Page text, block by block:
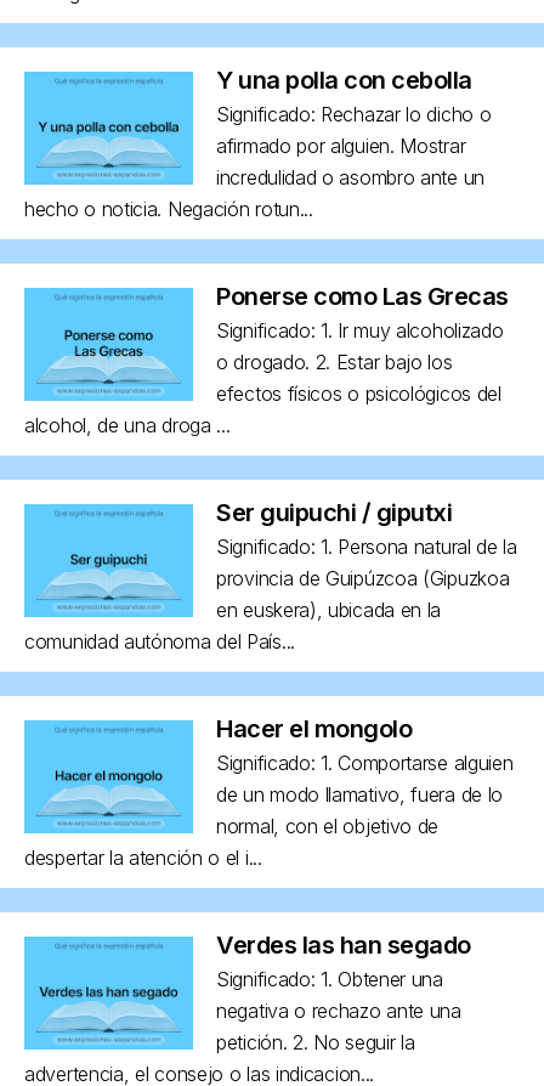
Y una polla con cebolla
Significado: Rechazar lo dicho o
afirmado por alguien. Mostrar
incredulidad o asombro ante un
hecho o noticia. Negación rotun...
Ponerse como Las Grecas
Significado: 1. Ir muy alcoholizado
o drogado. 2. Estar bajo los
efectos físicos o psicológicos del
alcohol, de una droga ...
Ser guipuchi / giputxi
Significado: 1. Persona natural de la
provincia de Guipúzcoa (Gipuzkoa
en euskera), ubicada en la
comunidad autónoma del País...
Hacer el mongolo
Significado: 1. Comportarse alguien
de un modo llamativo, fuera de lo
normal, con el objetivo de
despertar la atención o el i...
Verdes las han segado
Significado: 1. Obtener una
negativa o rechazo ante una
petición. 2. No seguir la
advertencia, el consejo o las indicacion...